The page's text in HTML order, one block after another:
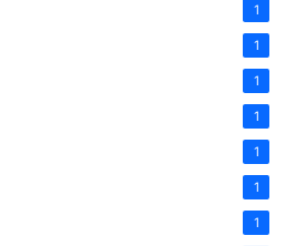
1
1
1
1
1
1
1